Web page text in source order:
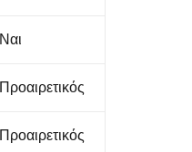
Ναι
Προαιρετικός
Προαιρετικός